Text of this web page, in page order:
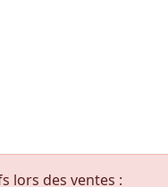
lors des ventes :